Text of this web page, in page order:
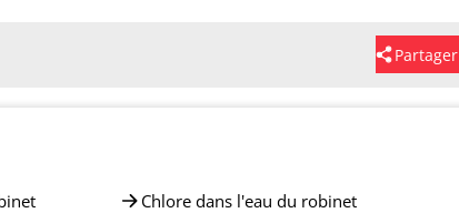
Partager
Chlore dans l'eau du robinet